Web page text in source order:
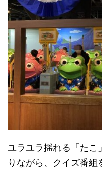
ユラユラ揺れる「たこ
りながら、クイズ番